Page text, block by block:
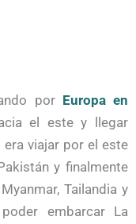
por Europa en
el este y llegar
viajar por el este
y finalmente
Tailandia y
embarcar La